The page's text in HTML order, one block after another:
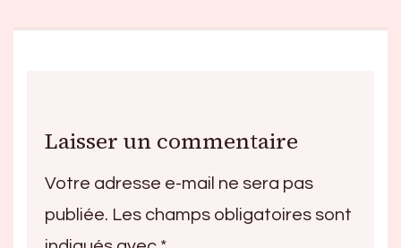
Laisser un commentaire
Votre adresse e-mail ne sera pas
publiée. Les champs obligatoires sont